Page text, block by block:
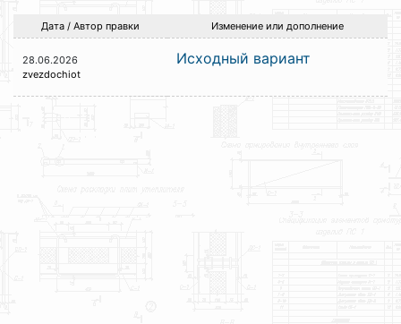
Дата / Автор правки Изменение или дополнение
28.06.2026
zvezdochiot
Исходный вариант